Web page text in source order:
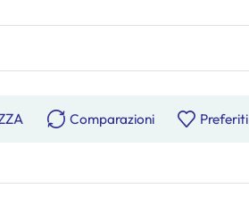
Comparazioni Preferiti